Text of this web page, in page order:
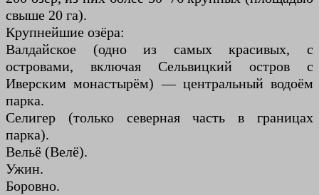
свыше 20 га).
Крупнейшие озёра:
Валдайское (одно из самых красивых, с
островами, включая Сельвицкий остров с
Иверским монастырём) — центральный водоём
парка.
Селигер (только северная часть в границах
парка).
Вельё (Велё).
Ужин.
Боровно.